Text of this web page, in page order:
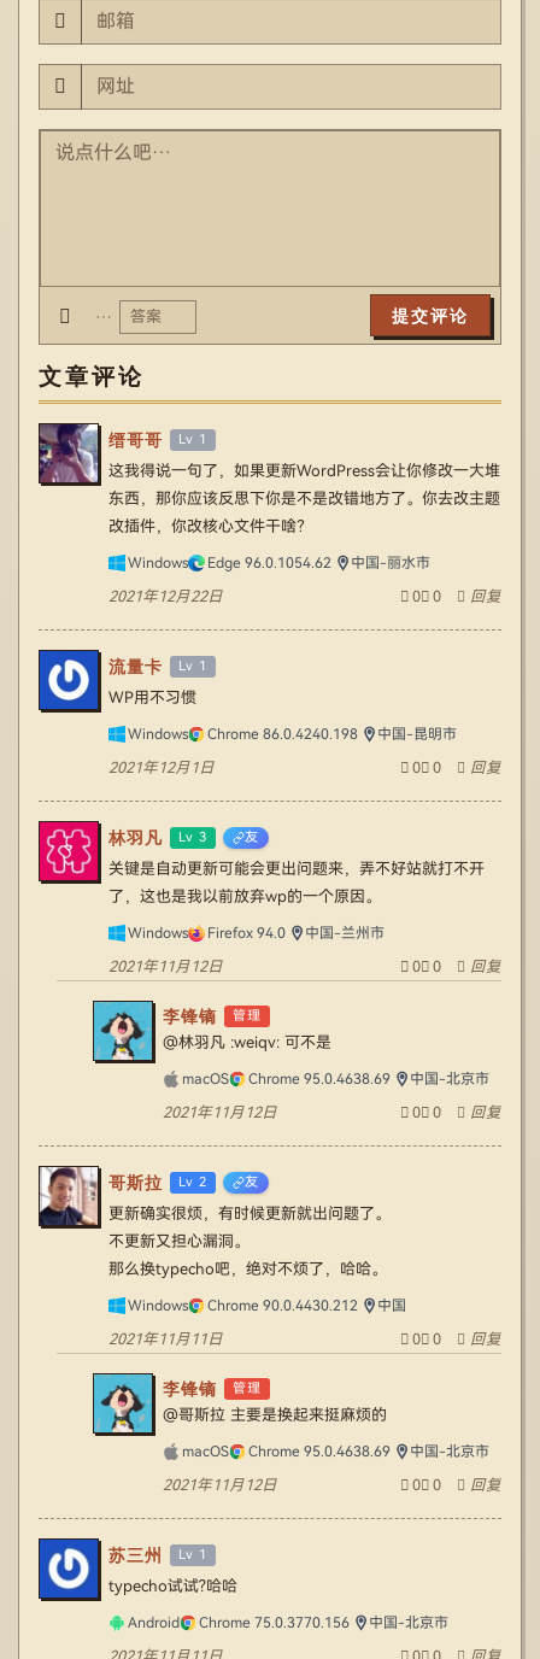
…
文章评论
缙哥哥 Lv 1
这我得说一句了，如果更新WordPress会让你修改一大堆
东西，那你应该反思下你是不是改错地方了。你去改主题
改插件，你改核心文件干啥？
Windows Edge 96.0.1054.62 中国-丽水市
2021年12月22日 0 0 回复
流量卡 Lv 1
WP用不习惯
Windows Chrome 86.0.4240.198 中国-昆明市
2021年12月1日 0 0 回复
林羽凡 Lv 3 友
关键是自动更新可能会更出问题来，弄不好站就打不开
了，这也是我以前放弃wp的一个原因。
Windows Firefox 94.0 中国-兰州市
2021年11月12日 0 0 回复
李锋镝 管理
@林羽凡 :weiqv: 可不是
macOS Chrome 95.0.4638.69 中国-北京市
2021年11月12日 0 0 回复
哥斯拉 Lv 2 友
更新确实很烦，有时候更新就出问题了。
不更新又担心漏洞。
那么换typecho吧，绝对不烦了，哈哈。
Windows Chrome 90.0.4430.212 中国
2021年11月11日 0 0 回复
李锋镝 管理
@哥斯拉 主要是换起来挺麻烦的
macOS Chrome 95.0.4638.69 中国-北京市
2021年11月12日 0 0 回复
苏三州 Lv 1
typecho试试?哈哈
Android Chrome 75.0.3770.156 中国-北京市